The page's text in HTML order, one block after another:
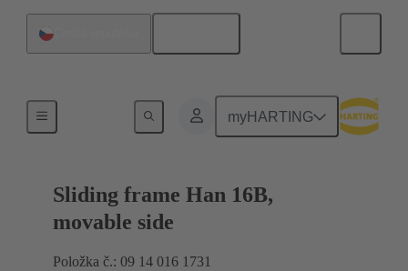
myHARTING
Sliding frame Han 16B,
movable side
Položka č.: 09 14 016 1731